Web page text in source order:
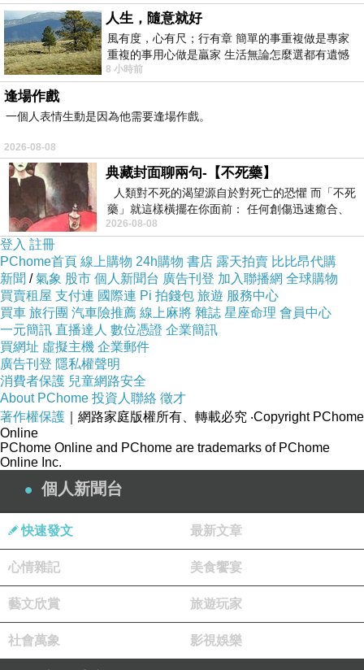
上一篇：慕谷慕魚的故事
下一篇：山川靜好 歲月無驚( 李偉文 ) 2016. 3. 20中時
(悄悄話)
2016-03-26 11:19:55
(悄悄話)
2016-03-24 11:48:36
人生，隨意就好
風有度，心有尺；行有章 簡單的事重複做是專家
重複的事用心做是贏家 生活無論怎麼選都有遺憾
所以開心就好 生活不會辜負認真
8 小時前
逢場作戲
一個人表情生動是因為他需要逢場作戲。
2026-08-08
典藏封面聊兩句-【不死藥】
人類對不死的渴望源自於對死亡的恐懼 而「不死
藥」就這樣橫擺在你面前： 任何創傷迅速癒合、
停止衰老、痛覺消失…堪
2026-08-08
登入 註冊
PChome首頁 線上購物 24h購物 書店 露天拍賣 比比昂代購
新聞 /氣象 股市 個人新聞台 廣告刊登 加入聯播網 全球購物
買賣租屋 支付連 國際連 Pi 拍錢包 旅遊 服務中心
買車 旅行團 汽車險推薦 線上麻將 雜誌 星座命理 會員中心
一元簡訊 直播達人 數位憑證 企業簡訊
買網址 虛擬主機 企業郵件
廣告刊登 隱私權聲明
消費者保護 兒童網路安全
About PChome 投資人聯絡 徵才
著作權保護 ｜網路家庭版權所有、轉載必究 ‧Copyright PChome
Online
PChome Online and PChome are trademarks of PChome
Online Inc.
個人新聞台
快速發文 最新文章
心情雜記 美食饗宴
藝文欣賞 旅遊玩家
社會萬象 影視娛樂